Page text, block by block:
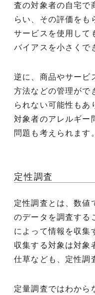
査の対象者の自宅で
らい、その評価をも
サービスを使用して
バイアスを小さくで
逆に、商品やサービ
方法などの管理がで
られない可能性もあ
対象者のアレルギー
問題も考えられます。
定性調査
定性調査とは、数値
のデータを調査する
によって情報を収集
収集する対象は対象
仕草なども、定性調
定量調査ではわから